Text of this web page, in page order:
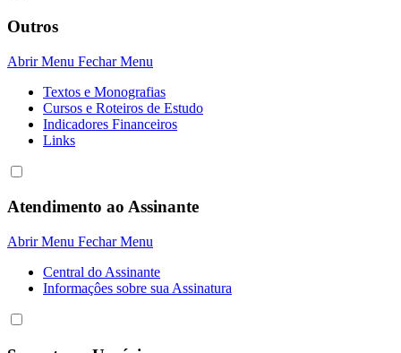
Outros
Abrir Menu Fechar Menu
Textos e Monografias
Cursos e Roteiros de Estudo
Indicadores Financeiros
Links
Atendimento ao Assinante
Abrir Menu Fechar Menu
Central do Assinante
Informaçôes sobre sua Assinatura